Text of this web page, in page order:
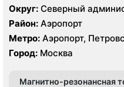
Округ: Северный
Район: Аэропорт
Метро: Аэропорт,
Город: Москва
Магнитно-резонансная